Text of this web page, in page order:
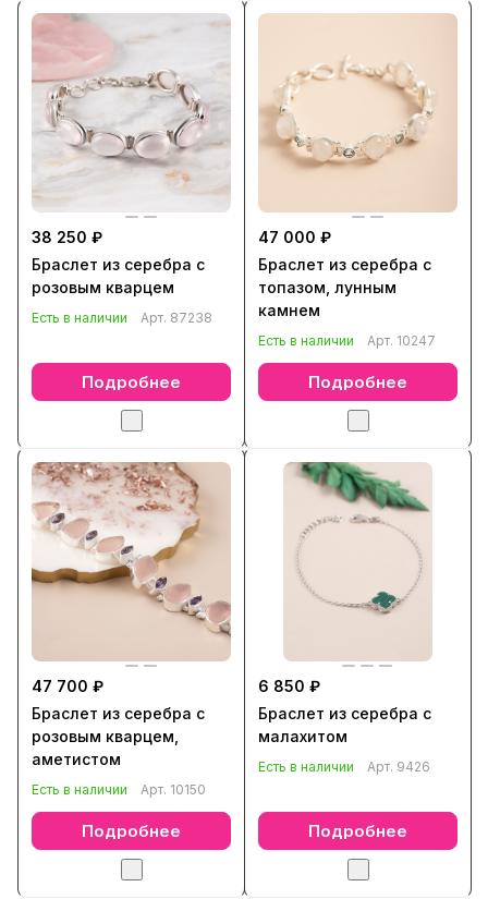
38 250 ₽
Браслет из серебра с
розовым кварцем
Есть в наличии Арт. 87238
Подробнее
47 000 ₽
Браслет из серебра с
топазом, лунным
камнем
Есть в наличии Арт. 10247
Подробнее
47 700 ₽
Браслет из серебра с
розовым кварцем,
аметистом
Есть в наличии Арт. 10150
Подробнее
6 850 ₽
Браслет из серебра с
малахитом
Есть в наличии Арт. 9426
Подробнее